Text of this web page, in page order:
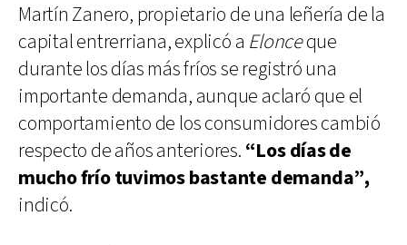
Martín Zanero, propietario de una leñería de la
capital entrerriana, explicó a Elonceque
durante los días más fríos se registró una
importante demanda, aunque aclaró que el
comportamiento de los consumidores cambió
respecto de años anteriores. “Los días de
mucho frío tuvimos bastante demanda”,
indicó.